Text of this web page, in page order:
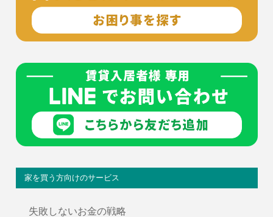
家を買う方向けのサービス
失敗しないお金の戦略